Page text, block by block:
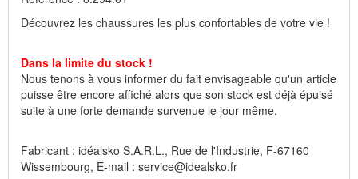
Découvrez les chaussures les plus confortables de votre vie !
Dans la limite du stock !
Nous tenons à vous informer du fait envisageable qu'un article
puisse être encore affiché alors que son stock est déjà épuisé
suite à une forte demande survenue le jour même.
Fabricant : idéalsko S.A.R.L., Rue de l'Industrie, F-67160
Wissembourg, E-mail : service@idealsko.fr